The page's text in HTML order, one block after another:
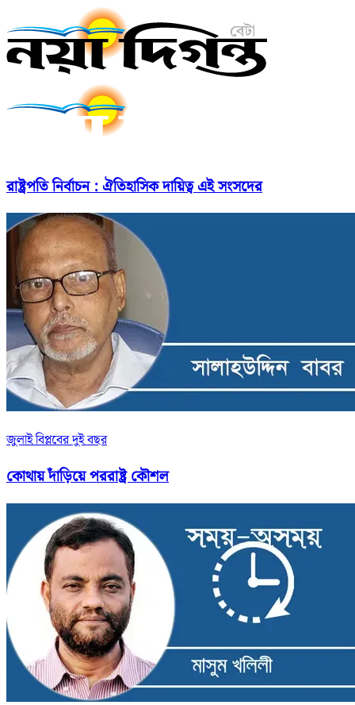
রাষ্ট্রপতি নির্বাচন : ঐতিহাসিক দায়িত্ব এই সংসদের
জুলাই বিপ্লবের দুই বছর
কোথায় দাঁড়িয়ে পররাষ্ট্র কৌশল